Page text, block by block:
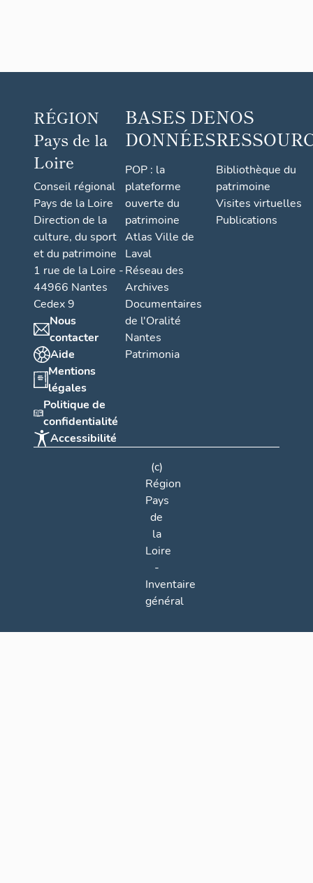
RÉGION
Pays de la
Loire
Conseil régional
Pays de la Loire
Direction de la
culture, du sport
et du patrimoine
1 rue de la Loire -
44966 Nantes
Cedex 9
Nous
contacter
Aide
Mentions
légales
Politique de
confidentialité
Accessibilité
BASES DE
DONNÉES
POP : la
plateforme
ouverte du
patrimoine
Atlas Ville de
Laval
Réseau des
Archives
Documentaires
de l'Oralité
Nantes
Patrimonia
NOS
Bibliothèque du
patrimoine
Visites virtuelles
Publications
(c)
Région
Pays
de
la
Loire
-
Inventaire
général